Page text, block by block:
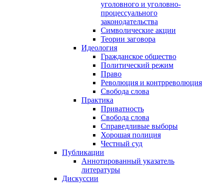
уголовного и уголовно-
процессуального
законодательства
Символические акции
Теории заговора
Идеология
Гражданское общество
Политический режим
Право
Революция и контрреволюция
Свобода слова
Практика
Приватность
Свобода слова
Справедливые выборы
Хорошая полиция
Честный суд
Публикации
Аннотированный указатель
литературы
Дискуссии